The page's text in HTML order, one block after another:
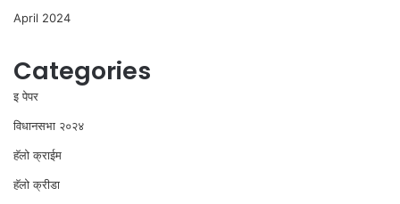
April 2024
Categories
इ पेपर
विधानसभा २०२४
⁠हॅलो क्राईम
हॅलो क्रीडा